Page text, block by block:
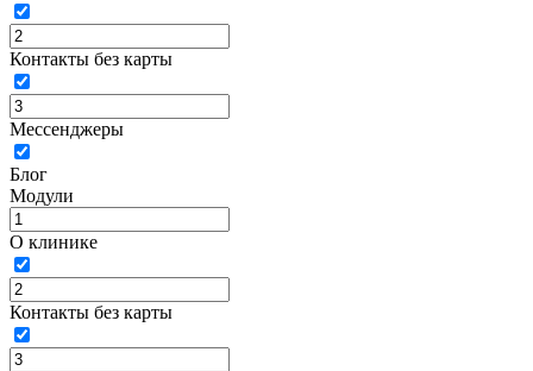
Контакты без карты
Мессенджеры
Блог
Модули
О клинике
Контакты без карты